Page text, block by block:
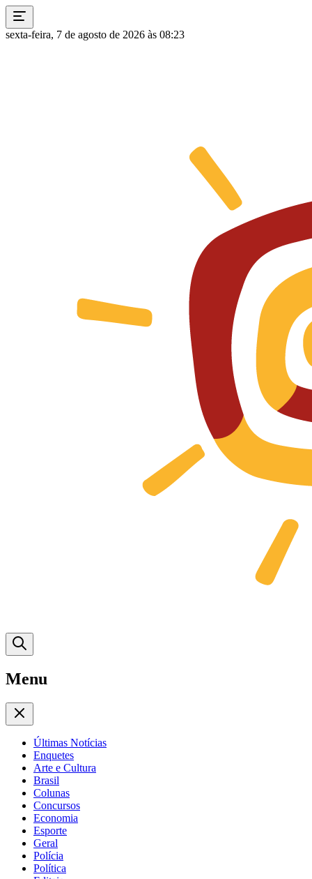
sexta-feira, 7 de agosto de 2026 às 08:23
Menu
Últimas Notícias
Enquetes
Arte e Cultura
Brasil
Colunas
Concursos
Economia
Esporte
Geral
Polícia
Política